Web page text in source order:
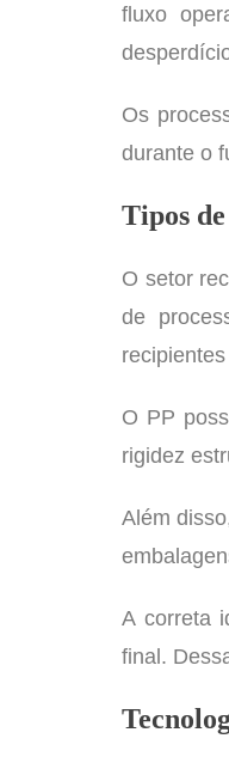
fluxo
Os
durante o
Tipos
O setor
de
O PP
rigidez
Além
A correta
final.